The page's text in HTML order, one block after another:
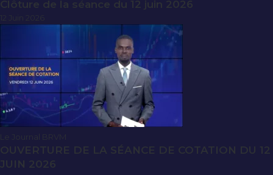
Clôture de la séance du 12 juin 2026
Le Journal BRVM
OUVERTURE DE LA SÉANCE DE COTATION DU 12
JUIN 2026